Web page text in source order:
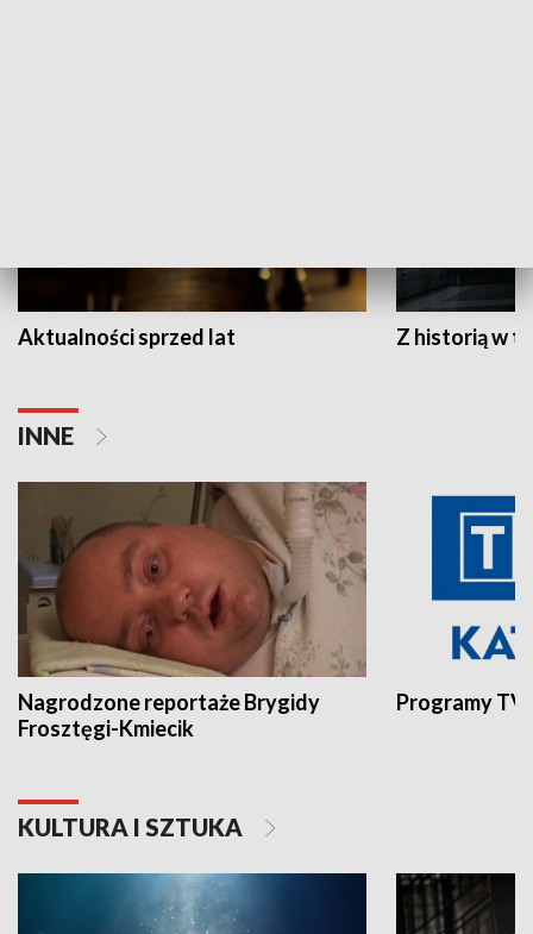
Aktualności sprzed lat Z historią w
INNE
Nagrodzone reportaże Brygidy
Frosztęgi-Kmiecik
Programy
KULTURA I SZTUKA